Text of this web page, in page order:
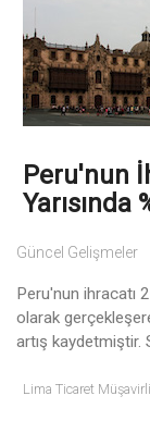
Peru'nun
Yarısında
Güncel Gelişmeler
Peru'nun ihracatı
olarak
artış kaydetmiştir.
Lima Ticaret